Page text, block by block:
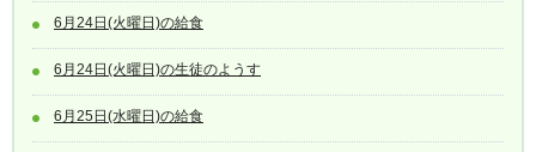
6月24日(火曜日)の給食
6月24日(火曜日)の生徒のようす
6月25日(水曜日)の給食